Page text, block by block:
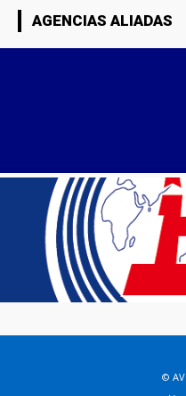
AGENCIAS ALIADAS
©